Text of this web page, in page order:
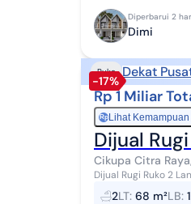
Diperbarui 2
Dimi
-17%
Ruko Dekat
Rp 1 Miliar
RpLihat
Dijual
Cikupa Citra
Dijual Rugi Ruko 2 Lantai
Premium kerjasama
2LT: 68 m²LB: